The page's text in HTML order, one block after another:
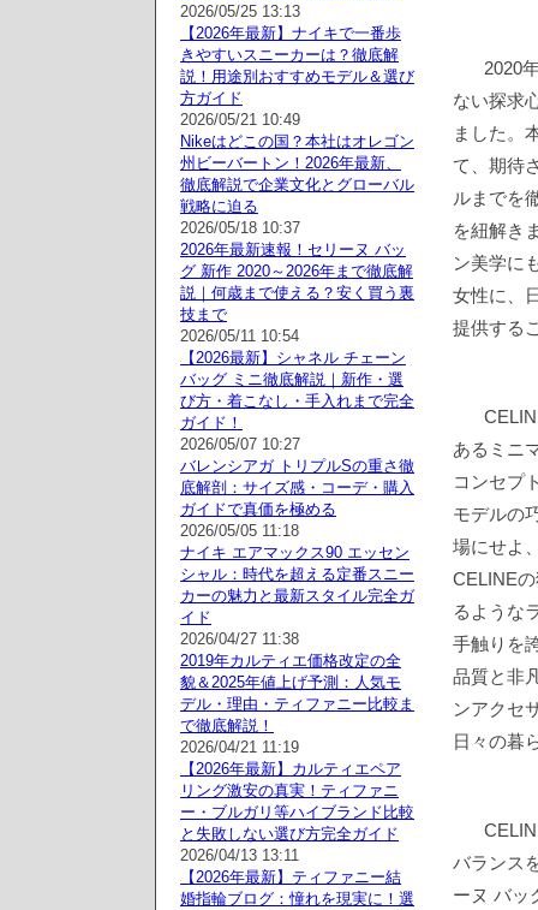
2020
ない探求
ました。
て、期待
ルまでを
を紐解き
ン美学に
女性に、
提供する
あるミニ
コンセプ
モデルの
場にせよ
CELINE
るような
手触りを
品質と非
ンアクセ
日々の暮
バランス
ーヌ バッ
2026/05/25 13:13
【2026年最新】ナイキで一番歩
きやすいスニーカーは？徹底解
説！用途別おすすめモデル＆選び
方ガイド
2026/05/21 10:49
Nikeはどこの国？本社はオレゴン
州ビーバートン！2026年最新、
徹底解説で企業文化とグローバル
戦略に迫る
2026/05/18 10:37
2026年最新速報！セリーヌ バッ
グ 新作 2020～2026年まで徹底解
説｜何歳まで使える？安く買う裏
技まで
2026/05/11 10:54
【2026最新】シャネル チェーン
バッグ ミニ徹底解説｜新作・選
び方・着こなし・手入れまで完全
ガイド！
2026/05/07 10:27
バレンシアガ トリプルSの重さ徹
底解剖：サイズ感・コーデ・購入
ガイドで真価を極める
2026/05/05 11:18
ナイキ エアマックス90 エッセン
シャル：時代を超える定番スニー
カーの魅力と最新スタイル完全ガ
イド
2026/04/27 11:38
2019年カルティエ価格改定の全
貌＆2025年値上げ予測：人気モ
デル・理由・ティファニー比較ま
で徹底解説！
2026/04/21 11:19
【2026年最新】カルティエペア
リング激安の真実！ティファニ
ー・ブルガリ等ハイブランド比較
と失敗しない選び方完全ガイド
2026/04/13 13:11
【2026年最新】ティファニー結
婚指輪ブログ：憧れを現実に！選